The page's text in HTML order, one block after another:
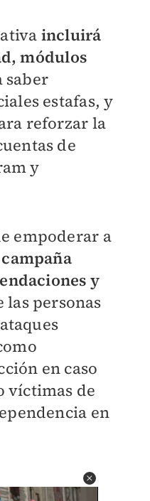
incluirá
módulos
saber
estafas, y
reforzar la
de
y
empoderar a
y
las personas
en caso
víctimas de
en